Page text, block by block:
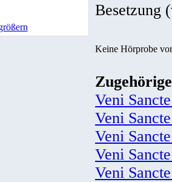
Besetzung
Keine Hörprobe
Veni
Veni
Veni
Veni
Veni